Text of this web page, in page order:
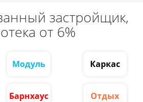
застройщик,
от 6%
Модуль Каркас
Барнхаус Отдых